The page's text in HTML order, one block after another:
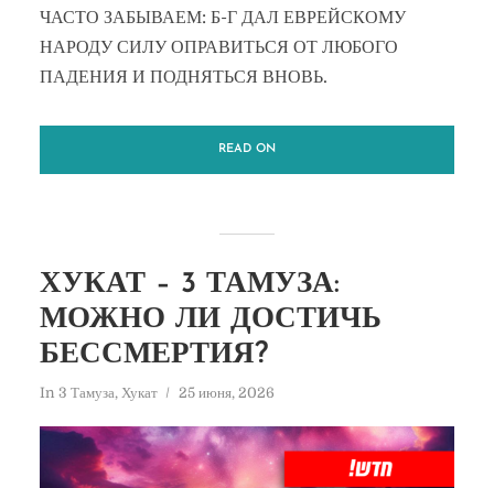
ЧАСТО ЗАБЫВАЕМ: Б-Г ДАЛ ЕВРЕЙСКОМУ
НАРОДУ СИЛУ ОПРАВИТЬСЯ ОТ ЛЮБОГО
ПАДЕНИЯ И ПОДНЯТЬСЯ ВНОВЬ.​​​​​​​​​​​​​​​​
READ ON
ХУКАТ – 3 ТАМУЗА:
МОЖНО ЛИ ДОСТИЧЬ
БЕССМЕРТИЯ?
In 3 Тамуза, Хукат 25 июня, 2026